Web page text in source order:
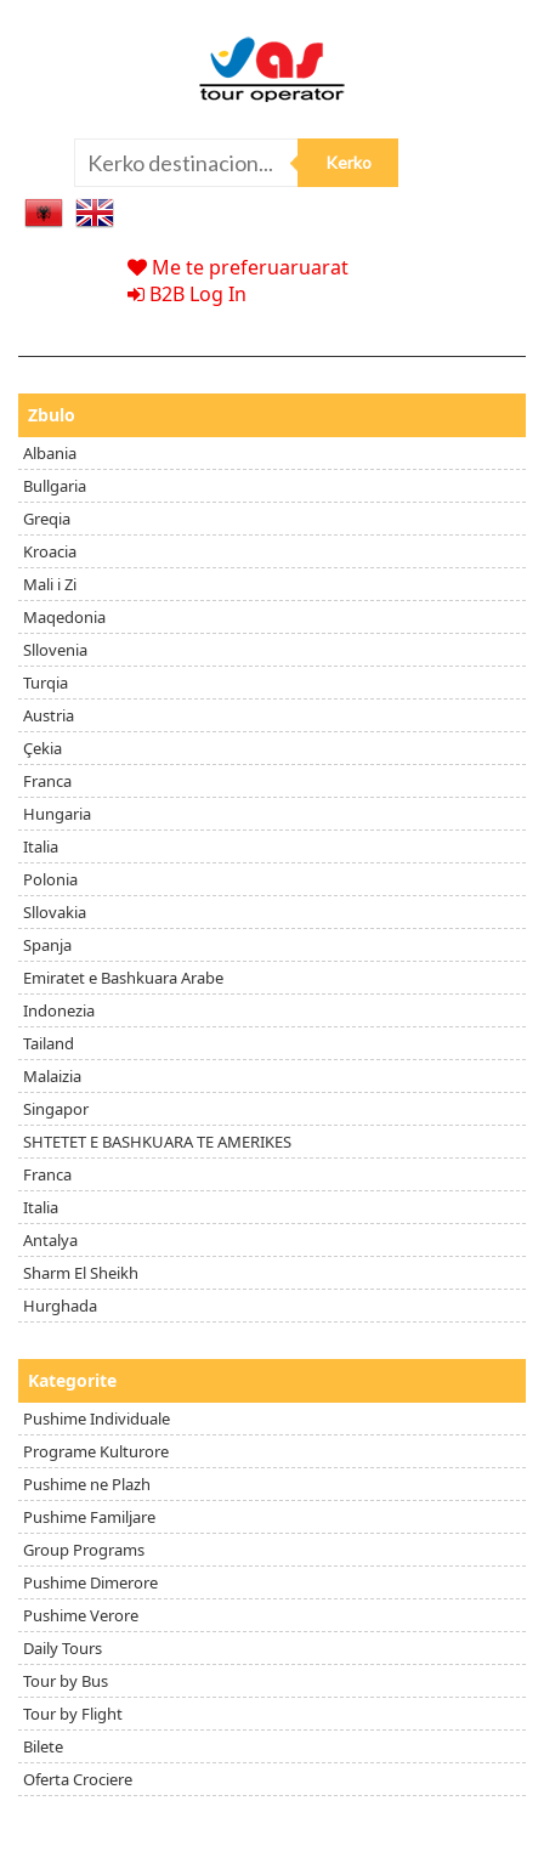
Me te preferuaruarat
B2B Log In
Zbulo
Albania
Bullgaria
Greqia
Kroacia
Mali i Zi
Maqedonia
Sllovenia
Turqia
Austria
Çekia
Franca
Hungaria
Italia
Polonia
Sllovakia
Spanja
Emiratet e Bashkuara Arabe
Indonezia
Tailand
Malaizia
Singapor
SHTETET E BASHKUARA TE AMERIKES
Franca
Italia
Antalya
Sharm El Sheikh
Hurghada
Kategorite
Pushime Individuale
Programe Kulturore
Pushime ne Plazh
Pushime Familjare
Group Programs
Pushime Dimerore
Pushime Verore
Daily Tours
Tour by Bus
Tour by Flight
Bilete
Oferta Crociere